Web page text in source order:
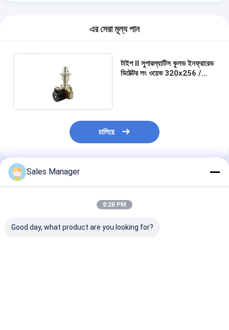
এর সেরা মূল্য পান
টাইপ II সুপারল্যাটিস কুলড ইনফ্রারেড
ডিটেক্টর লং ওয়েভ 320x256 /
চালিয়ে
প্রস্তাবিত পণ্য
Sales Manager
8:28 PM
Good day, what product are you looking for?